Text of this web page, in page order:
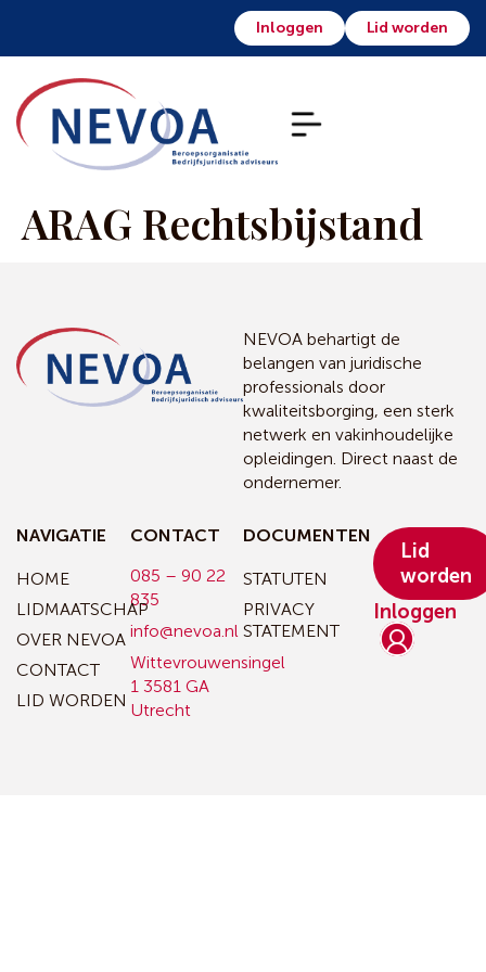
Inloggen Lid worden
ARAG Rechtsbijstand
NEVOA behartigt de
belangen van juridische
professionals door
kwaliteitsborging, een sterk
netwerk en vakinhoudelijke
opleidingen. Direct naast de
ondernemer.
NAVIGATIE
HOME
LIDMAATSCHAP
OVER NEVOA
CONTACT
LID WORDEN
CONTACT
085 – 90 22
835
info@nevoa.nl
Wittevrouwensingel
1 3581 GA
Utrecht
DOCUMENTEN
STATUTEN
PRIVACY
STATEMENT
Inloggen
Lid
worden